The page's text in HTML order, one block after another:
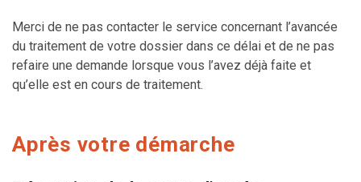
Merci de ne pas contacter le service concernant l’avancée
du traitement de votre dossier dans ce délai et de ne pas
refaire une demande lorsque vous l’avez déjà faite et
qu’elle est en cours de traitement.
Après votre démarche